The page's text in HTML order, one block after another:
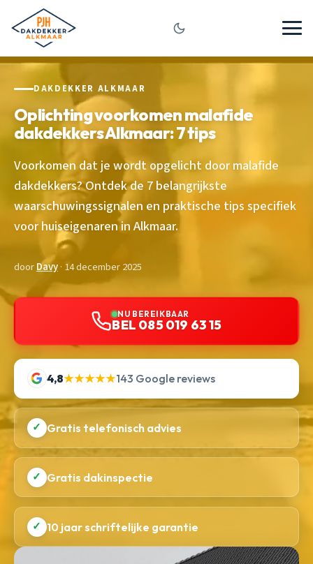
DAKDEKKER ALKMAAR
Oplichting voorkomen malafide
dakdekkers Alkmaar: 7 tips
Voorkomen dat je wordt opgelicht door malafide
dakdekkers? Ontdek de 7 belangrijkste
waarschuwingssignalen en praktische tips specifiek
voor huiseigenaren in Alkmaar.
doorDavy· 14 december 2025
NU BEREIKBAAR
BEL 085 019 63 15
4,8★★★★★143 Google reviews
✓ Gratis telefonisch advies
✓ Gratis dakinspectie
✓ 10 jaar schriftelijke garantie